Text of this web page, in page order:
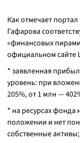
Как отмечает портал
Гафарова
«финансовых
официальном сайте
* заявленная
уровень: при
205%, от 1 млн —
* на ресурсах
положении и нет
собственные активы;